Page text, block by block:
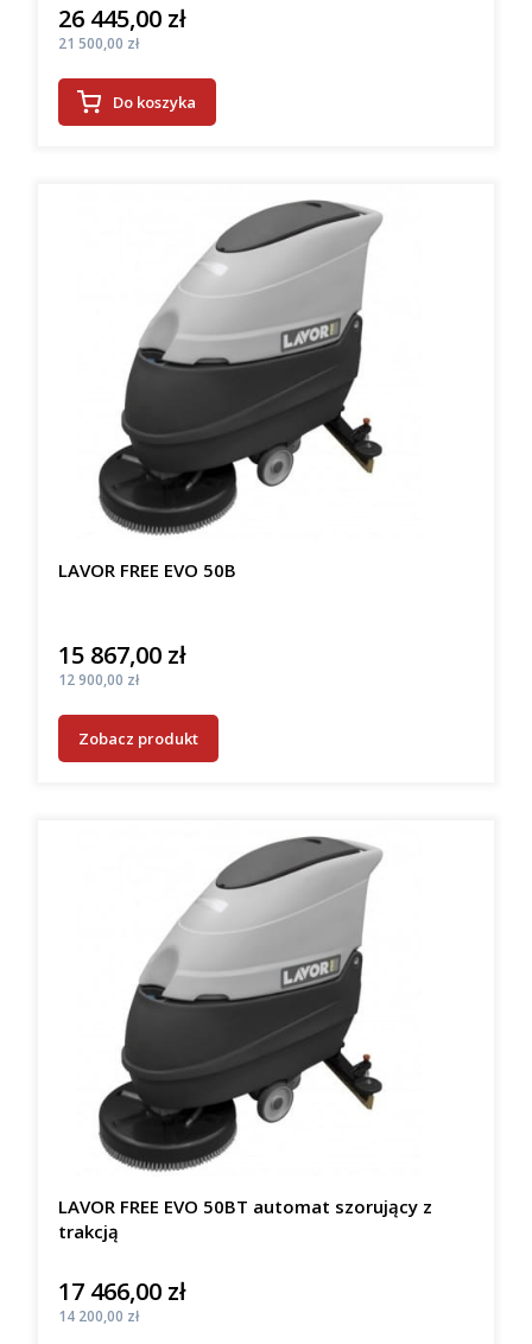
Cena
26 445,00 zł
Cena
21 500,00 zł
Do koszyka
LAVOR FREE EVO 50B
Cena
15 867,00 zł
Cena
12 900,00 zł
Zobacz produkt
LAVOR FREE EVO 50BT automat szorujący z
trakcją
Cena
17 466,00 zł
Cena
14 200,00 zł